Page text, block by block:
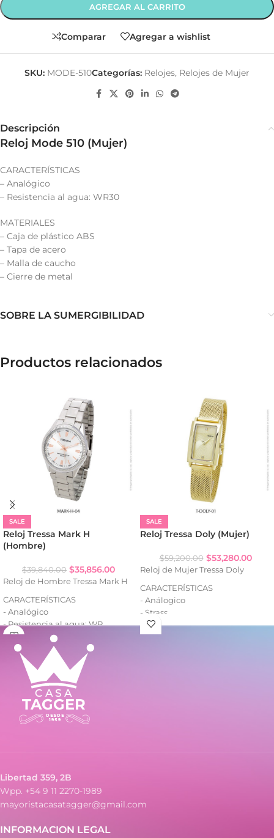
AGREGAR AL CARRITO
Comparar Agregar a wishlist
SKU: MODE-510Categorías: Relojes, Relojes de Mujer
Descripción
Reloj Mode 510 (Mujer)
CARACTERÍSTICAS
– Analógico
– Resistencia al agua: WR30
MATERIALES
– Caja de plástico ABS
– Tapa de acero
– Malla de caucho
– Cierre de metal
SOBRE LA SUMERGIBILIDAD
Productos relacionados
SALE
Reloj Tressa Mark H
(Hombre)
$39,840.00 $35,856.00
Reloj de Hombre Tressa Mark H
CARACTERÍSTICAS
- Analógico
- Resistencia al agua: WR
- Caja de metal
- Malla de metal
SALE
Reloj Tressa Doly (Mujer)
$59,200.00 $53,280.00
Reloj de Mujer Tressa Doly
CARACTERÍSTICAS
- Análogico
- Strass
- Cuadrante decorado
- Caja de metal
Libertad 359, 2B
Wpp. +54 9 11 2270-1989
mayoristacasatagger@gmail.com
INFORMACION LEGAL